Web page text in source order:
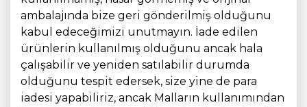
ambalajında bize geri gönderilmiş olduğunu
kabul edeceğimizi unutmayın. İade edilen
ürünlerin kullanılmış olduğunu ancak hala
çalışabilir ve yeniden satılabilir durumda
olduğunu tespit edersek, size yine de para
iadesi yapabiliriz, ancak Malların kullanımından